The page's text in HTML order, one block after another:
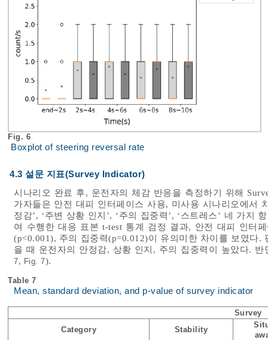
Fig. 6
Boxplot of steering reversal rate
4.3 설문 지표(Survey Indicator)
시나리오 완료 후, 운전자의 체감 반응을 측정하기 위해
가자들은 안전 대피 인터페이스 사용, 미사용 시나리오에서
정감’, ‘주변 상황 인지’, ‘주의 집중력’, ‘스트레스’ 네 가지
여 수행한 대응 표본 t-test 통계 검정 결과, 안전 대피 인터
(p<0.001), 주의 집중력(p=0.012)이 유의미한 차이를 보였다
을 때 운전자의 안정감, 상황 인지, 주의 집중력이 높았다.
7, Fig. 7).
Table 7
Mean, standard deviation, and p-value of survey indicator
Survey
Category
Stability